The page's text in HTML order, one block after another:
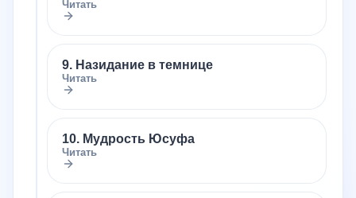
Читать
9. Назидание в темнице
Читать
10. Мудрость Юсуфа
Читать